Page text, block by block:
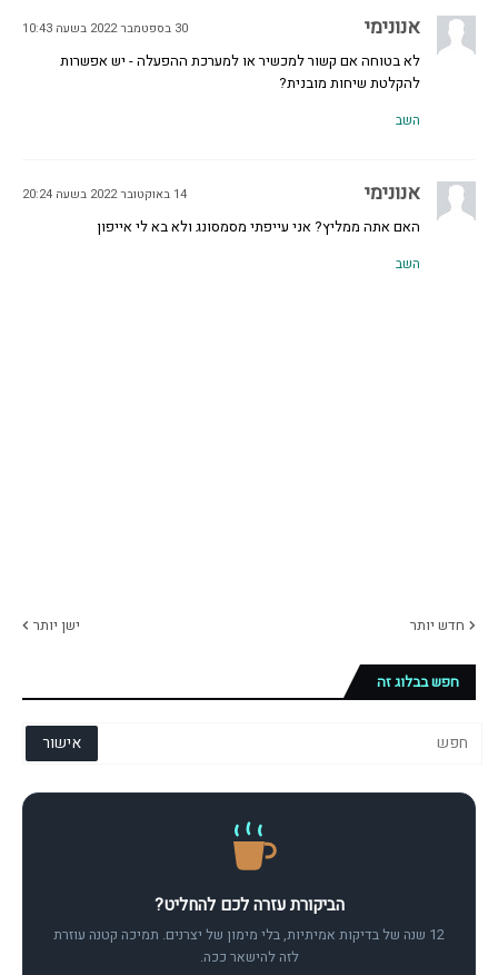
אנונימי 30 בספטמבר 2022 בשעה 10:43
לא בטוחה אם קשור למכשיר או למערכת ההפעלה - יש אפשרות
להקלטת שיחות מובנית?
השב
אנונימי 14 באוקטובר 2022 בשעה 20:24
האם אתה ממליץ? אני עייפתי מסמסונג ולא בא לי אייפון
השב
חדש יותר ישן יותר
חפש בבלוג זה
הביקורת עזרה לכם להחליט?
12 שנה של בדיקות אמיתיות, בלי מימון של יצרנים. תמיכה קטנה עוזרת
לזה להישאר ככה.